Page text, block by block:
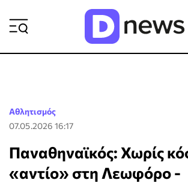
Αθλητισμός
07.05.2026 16:17
Παναθηναϊκός: Χωρίς
«αντίο» στη Λεωφόρο -